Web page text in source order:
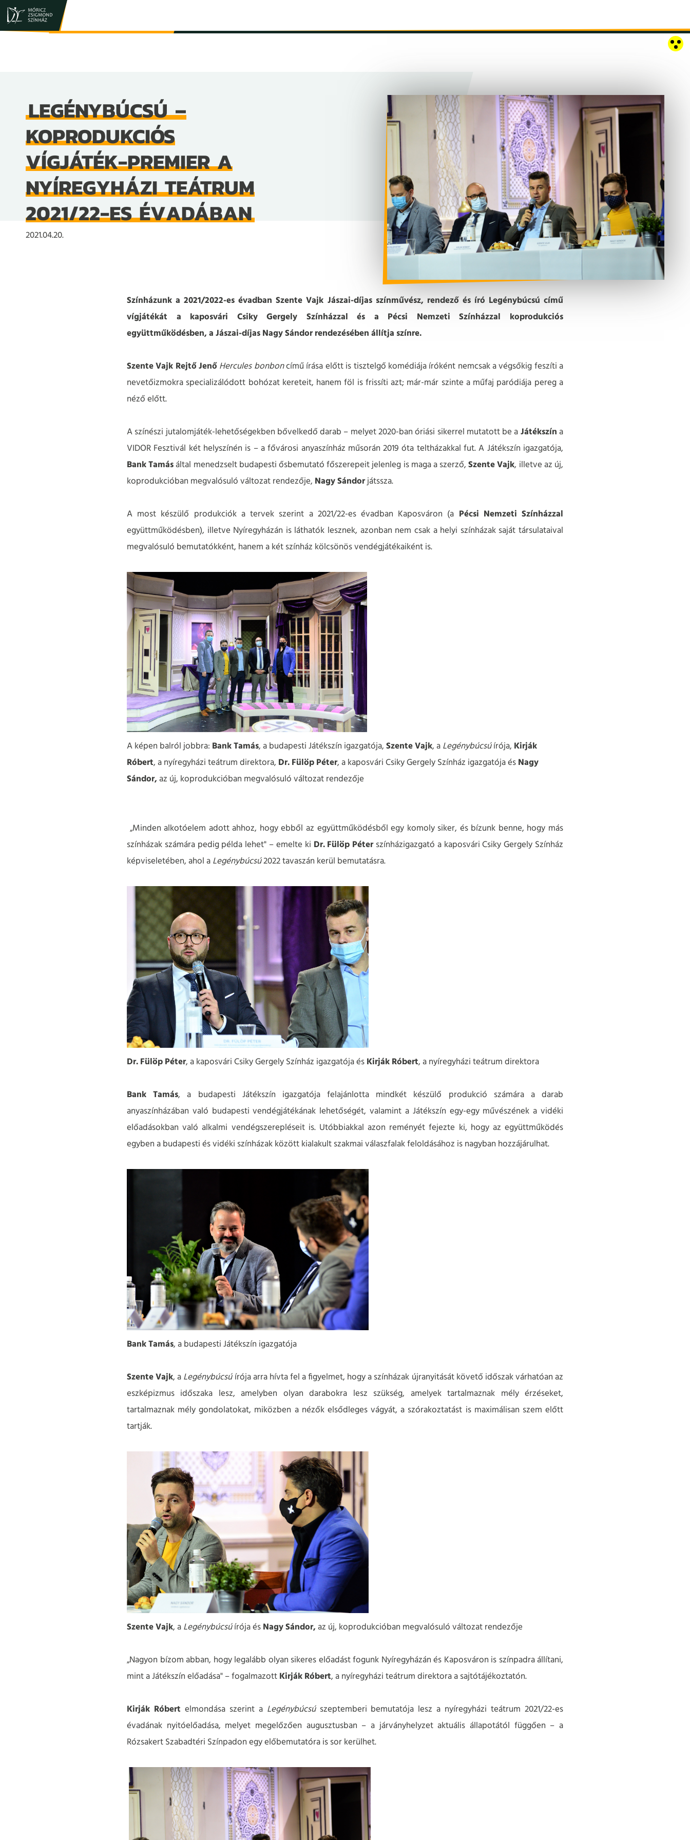
EN
LEGÉNYBÚCSÚ –
KOPRODUKCIÓS
VÍGJÁTÉK-PREMIER A
NYÍREGYHÁZI TEÁTRUM
2021/22-ES ÉVADÁBAN
2021.04.20.
Színházunk a 2021/2022-es évadban Szente Vajk Jászai-díjas színművész, rendező és író Legénybúcsú című
vígjátékát a kaposvári Csiky Gergely Színházzal és a Pécsi Nemzeti Színházzal koprodukciós
együttműködésben, a Jászai-díjas Nagy Sándor rendezésében állítja színre.
Szente Vajk Rejtő JenőHercules bonboncímű írása előtt is tisztelgő komédiája íróként nemcsak a végsőkig feszíti a
nevetőizmokra specializálódott bohózat kereteit, hanem föl is frissíti azt; már-már szinte a műfaj paródiája pereg a
néző előtt.
A színészi jutalomjáték-lehetőségekben bővelkedő darab – melyet 2020-ban óriási sikerrel mutatott be aJátékszína
VIDOR Fesztivál két helyszínén is – a fővárosi anyaszínház műsorán 2019 óta teltházakkal fut. A Játékszín igazgatója,
Bank Tamásáltal menedzselt budapesti ősbemutató főszerepeit jelenleg is maga a szerző,Szente Vajk, illetve az új,
koprodukcióban megvalósuló változat rendezője, Nagy Sándorjátssza.
A most készülő produkciók a tervek szerint a 2021/22-es évadban Kaposváron (a Pécsi Nemzeti Színházzal
együttműködésben), illetve Nyíregyházán is láthatók lesznek, azonban nem csak a helyi színházak saját társulataival
megvalósuló bemutatókként, hanem a két színház kölcsönös vendégjátékaiként is.
A képen balról jobbra: Bank Tamás, a budapesti Játékszín igazgatója,Szente Vajk, aLegénybúcsúírója, Kirják
Róbert, a nyíregyházi teátrum direktora, Dr. Fülöp Péter, a kaposvári Csiky Gergely Színház igazgatója ésNagy
Sándor,az új, koprodukcióban megvalósuló változat rendezője
„Minden alkotóelem adott ahhoz, hogy ebből az együttműködésből egy komoly siker, és bízunk benne, hogy más
színházak számára pedig példa lehet" – emelte ki Dr. Fülöp Péterszínházigazgató a kaposvári Csiky Gergely Színház
képviseletében, ahol aLegénybúcsú2022 tavaszán kerül bemutatásra.
Dr. Fülöp Péter, a kaposvári Csiky Gergely Színház igazgatója ésKirják Róbert, a nyíregyházi teátrum direktora
Bank Tamás, a budapesti Játékszín igazgatója felajánlotta mindkét készülő produkció számára a darab
anyaszínházában való budapesti vendégjátékának lehetőségét, valamint a Játékszín egy-egy művészének a vidéki
előadásokban való alkalmi vendégszerepléseit is. Utóbbiakkal azon reményét fejezte ki, hogy az együttműködés
egyben a budapesti és vidéki színházak között kialakult szakmai válaszfalak feloldásához is nagyban hozzájárulhat.
Bank Tamás, a budapesti Játékszín igazgatója
Szente Vajk, aLegénybúcsúírója arra hívta fel a figyelmet, hogy a színházak újranyitását követő időszak várhatóan az
eszképizmus időszaka lesz, amelyben olyan darabokra lesz szükség, amelyek tartalmaznak mély érzéseket,
tartalmaznak mély gondolatokat, miközben a nézők elsődleges vágyát, a szórakoztatást is maximálisan szem előtt
tartják.
Szente Vajk, aLegénybúcsúírója ésNagy Sándor,az új, koprodukcióban megvalósuló változat rendezője
„Nagyon bízom abban, hogy legalább olyan sikeres előadást fogunk Nyíregyházán és Kaposváron is színpadra állítani,
mint a Játékszín előadása" – fogalmazottKirják Róbert, a nyíregyházi teátrum direktora a sajtótájékoztatón.
Kirják Róbert elmondása szerint a Legénybúcsú szeptemberi bemutatója lesz a nyíregyházi teátrum 2021/22-es
évadának nyitóelőadása, melyet megelőzően augusztusban – a járványhelyzet aktuális állapotától függően – a
Rózsakert Szabadtéri Színpadon egy előbemutatóra is sor kerülhet.